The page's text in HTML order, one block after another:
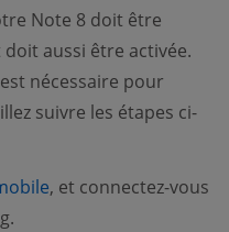
Note 8 doit être
aussi être activée.
nécessaire pour
suivre les étapes ci-
, et connectez-vous